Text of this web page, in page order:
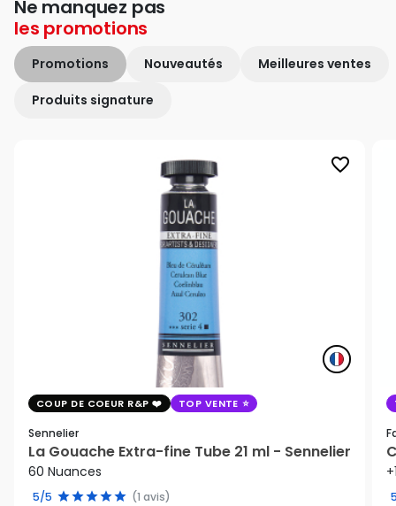
Ne manquez pas
les promotions
Promotions Nouveautés Meilleures ventes
Produits signature
favorite_border
COUP DE COEUR R&P TOP VENTE
Sennelier
La Gouache Extra-fine Tube 21 ml - Sennelier
60 Nuances
5/5 (1 avis)